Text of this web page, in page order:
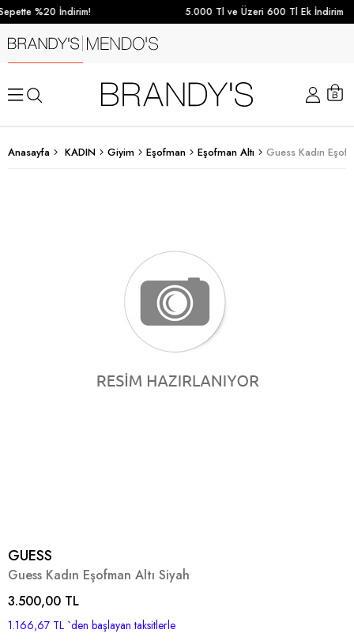
%20 İndirim! 5.000 Tl ve Üzeri 600 Tl Ek İndirim
Anasayfa KADIN Giyim Eşofman Eşofman Altı Guess Kadın
GUESS
Guess Kadın Eşofman Altı Siyah
3.500,00 TL
1.166,67 TL `den başlayan taksitlerle